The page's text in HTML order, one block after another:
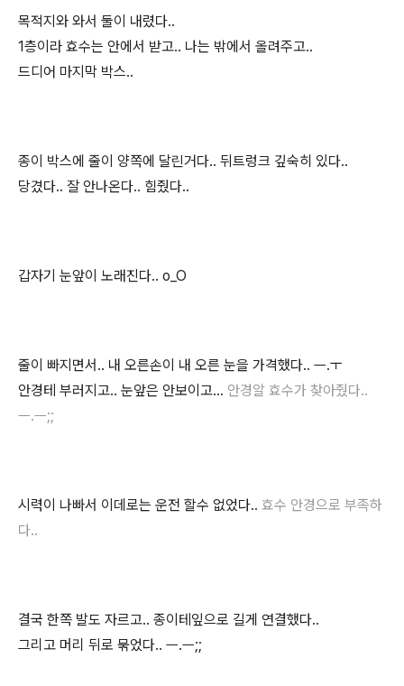
목적지와 와서 둘이 내렸다..
1층이라 효수는 안에서 받고.. 나는 밖에서 올려주고..
드디어 마지막 박스..
종이 박스에 줄이 양쪽에 달린거다.. 뒤트렁크 깊숙히 있다..
당겼다.. 잘 안나온다.. 힘줬다..
갑자기 눈앞이 노래진다.. o_O
줄이 빠지면서.. 내 오른손이 내 오른 눈을 가격했다.. ㅡ.ㅜ
안경테 부러지고.. 눈앞은 안보이고... 안경알 효수가 찾아줬다..
ㅡ.ㅡ;;
시력이 나빠서 이데로는 운전 할수 없었다.. 효수 안경으로 부족하
다..
결국 한쪽 발도 자르고.. 종이테잎으로 길게 연결했다..
그리고 머리 뒤로 묶었다.. ㅡ.ㅡ;;